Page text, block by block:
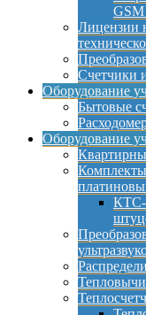
GSM
Лицензии
Счетчики
Оборудование
Бытовые
Оборудование
КТС-